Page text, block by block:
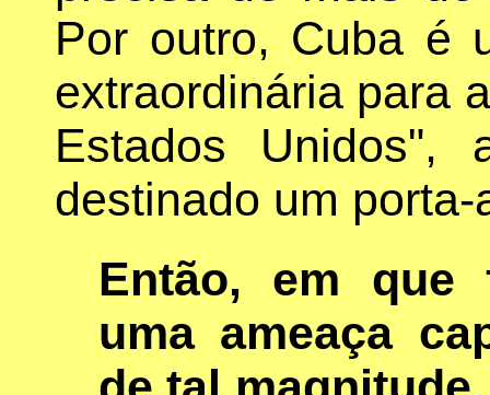
Por outro, Cuba é
extraordinária para
Estados
destinado um porta-
Então, em que
uma ameaça